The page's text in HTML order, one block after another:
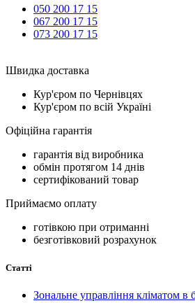
050 200 17 15
067 200 17 15
073 200 17 15
Швидка доставка
Кур'єром по Чернівцях
Кур'єром по всій Україні
Офіційна гарантія
гарантія від виробника
обмін протягом 14 днів
сертифікований товар
Приймаємо оплату
готівкою при отриманні
безготівковий розрахунок
Статті
Зональне управління кліматом в